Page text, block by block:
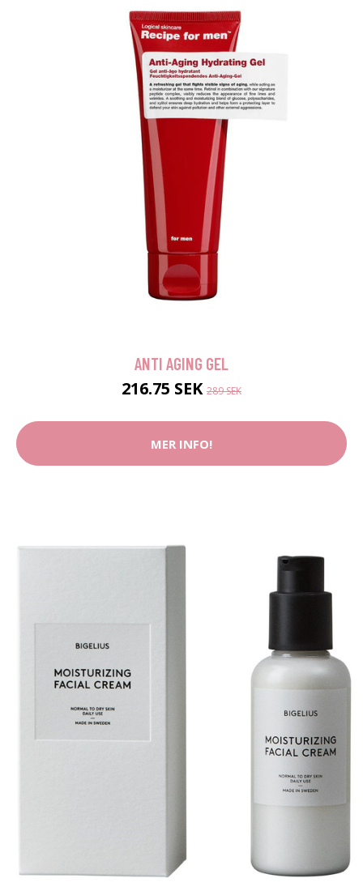
ANTI AGING GEL
216.75 SEK 289 SEK
MER INFO!